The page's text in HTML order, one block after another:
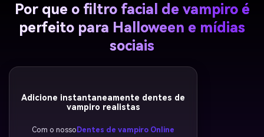
Por que o filtro facial de vampiro é
perfeito para Halloween e mídias
sociais
Adicione instantaneamente dentes de
vampiro realistas
Com o nosso Dentes de vampiro Online